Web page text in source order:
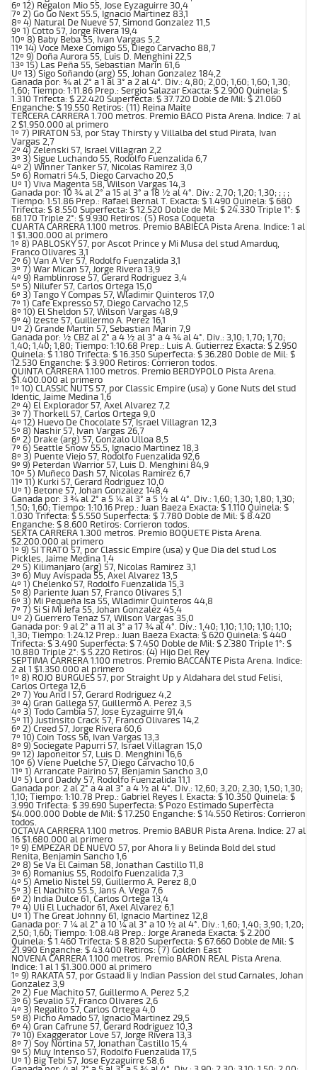
6º 12) Regalon Mio 55, Jose Eyzaguirre 30,4
7º 2) Go Go Next 55.5, Ignacio Martinez 83,1
8º 4) Natural De Nueve 57, Simond Gonzalez 11,5
9º 1) Cotto 57, Jorge Rivera 19,4
10º 8) Baby Beba 55, Ivan Vargas 5,2
11º 14) Voce Mexe Comigo 55, Diego Carvacho 88,7
12º 9) Doña Aurora 55, Luis D. Menghini 22,5
13º 15) Las Peña 55, Sebastian Marin 61,6
Uº 13) Sigo Soñando (arg) 55, Johan Gonzalez 184,2
Ganada por: ¾ al 2° a 1 al 3° a 2 al 4°. Div.: 4,80; 2,00; 1,60; 1,60; 1,30;
1,60; Tiempo: 1:11.86 Prep.: Sergio Salazar Exacta: $ 2.900 Quinela: $
1.310 Trifecta: $ 22.420 Superfecta: $ 37.720 Doble de Mil: $ 21.060
Enganche: $ 19.550 Retiros: (11) Reina Maite
TERCERA CARRERA 1.700 metros. Premio BACO Pista Arena. Indice: 7 al
2 $1.950.000 al primero
1º 7) PIRATON 53, por Stay Thirsty y Villalba del stud Pirata, Ivan
Vargas 2,7
2º 4) Zelenski 57, Israel Villagran 2,2
3º 3) Sigue Luchando 55, Rodolfo Fuenzalida 6,7
4º 2) Winner Tanker 57, Nicolas Ramirez 3,0
5º 6) Romatri 54.5, Diego Carvacho 20,5
Uº 1) Viva Magenta 58, Wilson Vargas 14,3
Ganada por: 10 ¾ al 2° a 15 al 3° a 18 ½ al 4°. Div.: 2,70; 1,20; 1,30; ; ; ;
Tiempo: 1:51.86 Prep.: Rafael Bernal T. Exacta: $ 1.490 Quinela: $ 680
Trifecta: $ 8.550 Superfecta: $ 12.520 Doble de Mil: $ 24.330 Triple 1°: $
68.170 Triple 2°: $ 9.930 Retiros: (5) Rosa Coqueta
CUARTA CARRERA 1.100 metros. Premio BABIECA Pista Arena. Indice: 1 al
1 $1.300.000 al primero
1º 8) PABLOSKY 57, por Ascot Prince y Mi Musa del stud Amarduq,
Franco Olivares 3,1
2º 6) Van A Ver 57, Rodolfo Fuenzalida 3,1
3º 7) War Mican 57, Jorge Rivera 13,9
4º 9) Ramblinrose 57, Gerard Rodriguez 3,4
5º 5) Nilufer 57, Carlos Ortega 15,0
6º 3) Tango Y Compas 57, Wladimir Quinteros 17,0
7º 1) Cafe Expresso 57, Diego Carvacho 12,5
8º 10) El Sheldon 57, Wilson Vargas 48,9
9º 4) Izeste 57, Guillermo A. Perez 16,1
Uº 2) Grande Martin 57, Sebastian Marin 7,9
Ganada por: ½ CBZ al 2° a 4 ½ al 3° a 4 ¾ al 4°. Div.: 3,10; 1,70; 1,70;
1,40; 1,40; 1,80; Tiempo: 1:10.68 Prep.: Luis A. Gutierrez Exacta: $ 2.950
Quinela: $ 1.180 Trifecta: $ 16.350 Superfecta: $ 36.280 Doble de Mil: $
12.530 Enganche: $ 3.900 Retiros: Corrieron todos.
QUINTA CARRERA 1.100 metros. Premio BERDYPOLO Pista Arena.
$1.400.000 al primero
1º 10) CLASSIC NUTS 57, por Classic Empire (usa) y Gone Nuts del stud
Identic, Jaime Medina 1,6
2º 4) El Explorador 57, Axel Alvarez 7,2
3º 7) Thorkell 57, Carlos Ortega 9,0
4º 12) Huevo De Chocolate 57, Israel Villagran 12,3
5º 8) Nashir 57, Ivan Vargas 26,7
6º 2) Drake (arg) 57, Gonzalo Ulloa 8,5
7º 6) Seattle Snow 55.5, Ignacio Martinez 18,3
8º 3) Puente Viejo 57, Rodolfo Fuenzalida 92,6
9º 9) Peterdan Warrior 57, Luis D. Menghini 84,9
10º 5) Muñeco Dash 57, Nicolas Ramirez 6,7
11º 11) Kurki 57, Gerard Rodriguez 10,0
Uº 1) Betone 57, Johan Gonzalez 148,4
Ganada por: 3 ¾ al 2° a 5 ¼ al 3° a 5 ½ al 4°. Div.: 1,60; 1,30; 1,80; 1,30;
1,50; 1,60; Tiempo: 1:10.16 Prep.: Juan Baeza Exacta: $ 1.110 Quinela: $
1.030 Trifecta: $ 5.550 Superfecta: $ 7.780 Doble de Mil: $ 8.420
Enganche: $ 8.600 Retiros: Corrieron todos.
SEXTA CARRERA 1.300 metros. Premio BOQUETE Pista Arena.
$2.200.000 al primero
1º 9) SI TRATO 57, por Classic Empire (usa) y Que Dia del stud Los
Pickles, Jaime Medina 1,4
2º 5) Kilimanjaro (arg) 57, Nicolas Ramirez 3,1
3º 6) Muy Avispada 55, Axel Alvarez 13,5
4º 1) Chelenko 57, Rodolfo Fuenzalida 15,3
5º 8) Pariente Juan 57, Franco Olivares 5,1
6º 3) Mi Pequeña Isa 55, Wladimir Quinteros 44,8
7º 7) Si Si Mi Jefa 55, Johan Gonzalez 45,4
Uº 2) Guerrero Tenaz 57, Wilson Vargas 35,0
Ganada por: 9 al 2° a 11 al 3° a 17 ¾ al 4°. Div.: 1,40; 1,10; 1,10; 1,10; 1,10;
1,30; Tiempo: 1:24.12 Prep.: Juan Baeza Exacta: $ 620 Quinela: $ 440
Trifecta: $ 3.490 Superfecta: $ 7.450 Doble de Mil: $ 2.380 Triple 1°: $
10.880 Triple 2°: $ 5.220 Retiros: (4) Hijo Del Rey
SEPTIMA CARRERA 1.100 metros. Premio BACCANTE Pista Arena. Indice:
2 al 1 $1.350.000 al primero
1º 8) ROJO BURGUES 57, por Straight Up y Aldahara del stud Felisi,
Carlos Ortega 12,6
2º 7) You And I 57, Gerard Rodriguez 4,2
3º 4) Gran Gallega 57, Guillermo A. Perez 3,5
4º 3) Todo Cambia 57, Jose Eyzaguirre 91,4
5º 11) Justinsito Crack 57, Franco Olivares 14,2
6º 2) Creed 57, Jorge Rivera 60,6
7º 10) Coin Toss 56, Ivan Vargas 13,3
8º 9) Sociegate Papurri 57, Israel Villagran 15,0
9º 12) Japoneitor 57, Luis D. Menghini 16,6
10º 6) Viene Puelche 57, Diego Carvacho 10,6
11º 1) Arrancate Pairino 57, Benjamin Sancho 3,0
Uº 5) Lord Daddy 57, Rodolfo Fuenzalida 11,1
Ganada por: 2 al 2° a 4 al 3° a 4 ½ al 4°. Div.: 12,60; 3,20; 2,30; 1,50; 1,30;
1,10; Tiempo: 1:10.78 Prep.: Gabriel Reyes I. Exacta: $ 10.350 Quinela: $
3.990 Trifecta: $ 39.690 Superfecta: $ Pozo Estimado Superfecta
$4.000.000 Doble de Mil: $ 17.250 Enganche: $ 14.550 Retiros: Corrieron
todos.
OCTAVA CARRERA 1.100 metros. Premio BABUR Pista Arena. Indice: 27 al
16 $1.680.000 al primero
1º 9) EMPEZAR DE NUEVO 57, por Ahora Ii y Belinda Bold del stud
Renita, Benjamin Sancho 1,6
2º 8) Se Va El Caiman 58, Jonathan Castillo 11,8
3º 6) Romanius 55, Rodolfo Fuenzalida 7,3
4º 5) Amelio Nistel 59, Guillermo A. Perez 8,0
5º 3) El Nachito 55.5, Jans A. Vega 7,6
6º 2) India Dulce 61, Carlos Ortega 13,4
7º 4) Uli El Luchador 61, Axel Alvarez 6,1
Uº 1) The Great Johnny 61, Ignacio Martinez 12,8
Ganada por: 7 ¼ al 2° a 10 ¼ al 3° a 10 ½ al 4°. Div.: 1,60; 1,40; 3,90; 1,20;
2,50; 1,60; Tiempo: 1:08.48 Prep.: Jorge Araneda Exacta: $ 2.200
Quinela: $ 1.460 Trifecta: $ 8.820 Superfecta: $ 67.660 Doble de Mil: $
21.990 Enganche: $ 43.400 Retiros: (7) Golden East
NOVENA CARRERA 1.100 metros. Premio BARON REAL Pista Arena.
Indice: 1 al 1 $1.300.000 al primero
1º 9) RAKATA 57, por Gstaad Ii y Indian Passion del stud Carnales, Johan
Gonzalez 3,9
2º 2) Fue Machito 57, Guillermo A. Perez 5,2
3º 6) Sevalio 57, Franco Olivares 2,6
4º 3) Regalito 57, Carlos Ortega 4,0
5º 8) Picho Amado 57, Ignacio Martinez 29,5
6º 4) Gran Cafrune 57, Gerard Rodriguez 10,3
7º 10) Exaggerator Love 57, Jorge Rivera 13,3
8º 7) Soy Nortina 57, Jonathan Castillo 15,4
9º 5) Muy Intenso 57, Rodolfo Fuenzalida 17,5
Uº 1) Big Tebi 57, Jose Eyzaguirre 58,6